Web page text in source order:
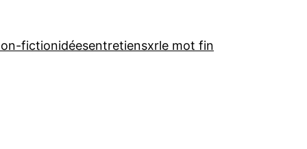
fictionidéesentretiensxrle mot fin